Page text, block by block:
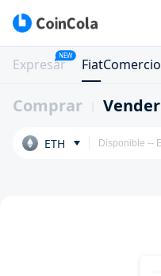
Expresar
NEW
FiatComercio
Comprar Vender
ETH